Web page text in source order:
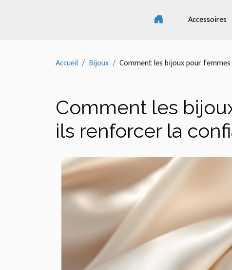
Accessoires
Accueil Bijoux Comment les bijoux pour
Comment les
ils renforcer la